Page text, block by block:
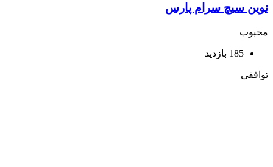
نوین سیچ سرام پارس
محبوب
185 بازدید
توافقی